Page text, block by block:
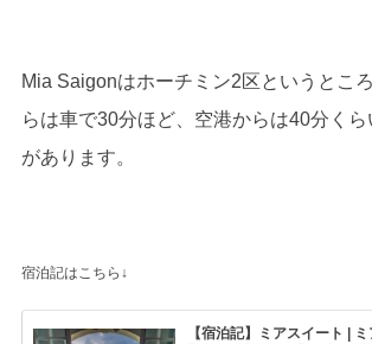
Mia Saigonはホーチミン2区というとこ
らは車で30分ほど、空港からは40分く
があります。
宿泊記はこちら↓
【宿泊記】ミアスイート |